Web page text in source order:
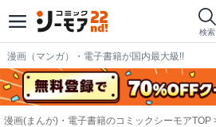
検索
漫画（マンガ）・電子書籍が国内最大級!!
漫画(まんが)・電子書籍のコミックシーモアTOP